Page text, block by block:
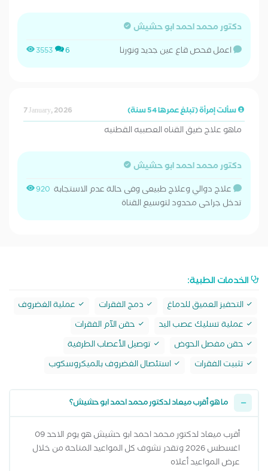
دكتور محمد احمد ابو حشيش
3553 6 اعمل فحص قاع عين جديد ونورنا
سألت إمرأة (تبلغ عمرها 54 سنة) 7 January, 2026
ماهو علاج ضيق القناه العصبيه القطنيه
دكتور محمد احمد ابو حشيش
920 علاج دوالي وعلاج طبيعى وفى حالة عدم الاستجابة
تدخل جراحى محدود لتوسيع القناة
الخدمات الطبية:
التحفيز العميق للدماغ دمج الفقرات
عملية الغضروف
عملية تسليك عصب اليد
حقن الآم الفقرات
حقن مفصل الحوض
توصيل الأعصاب الطرفية
تثبيت الفقرات
استئصال الغضروف بالميكروسكوب
ما هو أقرب ميعاد لدكتور محمد احمد ابو حشيش؟
أقرب ميعاد لدكتور محمد احمد ابو حشيش هو يوم الاحد 09
اغسطس 2026 وتقدر تشوف كل المواعيد المتاحة من خلال
عرض المواعيد أعلاه